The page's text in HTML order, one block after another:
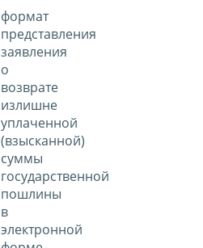
формат
представления
заявления
о
возврате
излишне
уплаченной
(взысканной)
суммы
государственной
пошлины
в
электронной